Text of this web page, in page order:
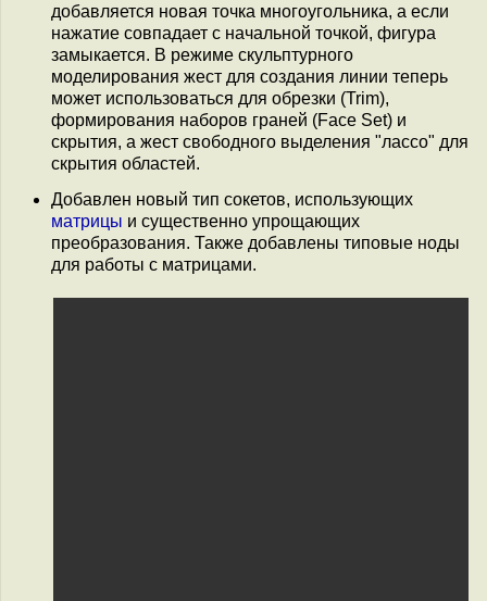
добавляется новая точка многоугольника, а если
нажатие совпадает с начальной точкой, фигура
замыкается. В режиме скульптурного
моделирования жест для создания линии теперь
может использоваться для обрезки (Trim),
формирования наборов граней (Face Set) и
скрытия, а жест свободного выделения "лассо" для
скрытия областей.
Добавлен новый тип сокетов, использующих
матрицы и существенно упрощающих
преобразования. Также добавлены типовые ноды
для работы с матрицами.